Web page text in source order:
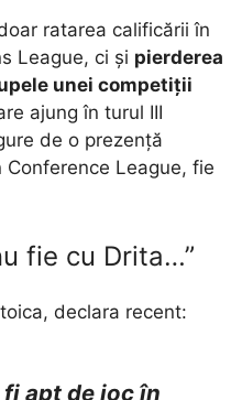
ratarea calificării în
League, ci și pierderea
unei competiții
ajung în turul III
de o prezență
League, fie
fie cu Drita…”
declara recent:
fi apt de joc în